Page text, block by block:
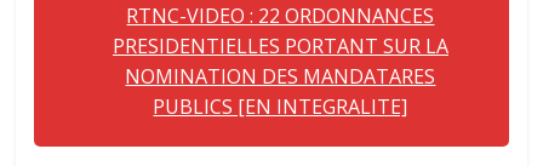
RTNC-VIDEO : 22 ORDONNANCES
PRESIDENTIELLES PORTANT SUR LA
NOMINATION DES MANDATARES
PUBLICS [EN INTEGRALITE]